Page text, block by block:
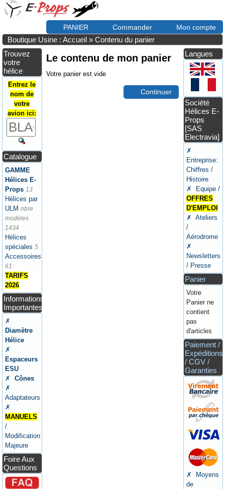
PANIER Commander Mon compte
Boutique Usine : Accueil »Contenu du panier
Trouvez
votre
hélice
Entrez le
nom de
votre
avion ici:
Catalogue
GAMME
Hélices E-
Props 13
Hélices par
ULM nbre
modèles
1434
Hélices
spéciales 5
Accessoires
61
TARIFS
2026
Informations
Importantes
✗
Diamètre
Hélice
✗
Espaceurs
ESU
✗
Cônes
✗
Adaptateurs
✗
MANUELS
/
Modification
Majeure
Foire Aux
Questions
Le contenu de mon panier
Votre panier est vide
Continuer
Langues
Société
Hélices E-
Props
[SAS
Electravia]
✗
Entreprise:
Chiffres /
Histoire
✗ Equipe /
OFFRES
D'EMPLOI
✗ Ateliers
/
Aérodrome
✗
Newsletters
/ Presse
Panier
Votre
Panier ne
contient
pas
d'articles
Paiement /
Expéditions
/ CGV /
Garanties
✗ Moyens
de